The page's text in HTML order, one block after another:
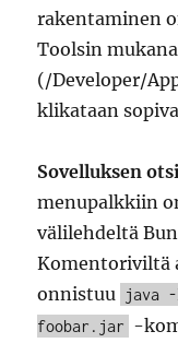
rakentaminen
Toolsin
(/Developer/
klikataan
Sovelluksen
menupalkkiin
välilehdeltä
Komentoriviltä
onnistuu java -
foobar.jar -